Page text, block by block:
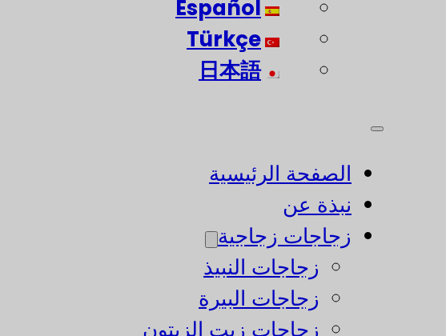
Español
Türkçe
日本語
الصفحة الرئيسية
نبذة عن
زجاجات زجاجية
زجاجات النبيذ
زجاجات البيرة
زجاجات زيت الزيتون